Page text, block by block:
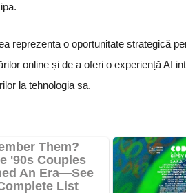
reprezenta o oportunitate strategică
online și de a oferi o experiență AI
la tehnologia sa.